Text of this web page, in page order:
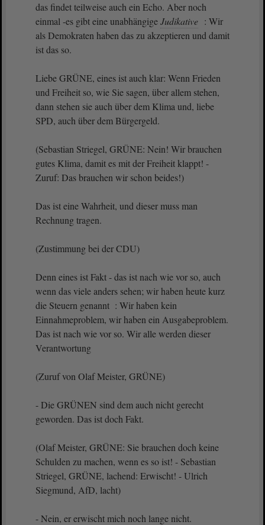
das findet teilweise auch ein Echo. Aber noch
einmal -es gibt eine unabhängigeJudikative : Wir
als Demokraten haben das zu akzeptieren und damit
ist das so.
Liebe GRÜNE, eines ist auch klar: Wenn Frieden
und Freiheit so, wie Sie sagen, über allem stehen,
dann stehen sie auch über dem Klima und, liebe
SPD, auch über dem Bürgergeld.
(Sebastian Striegel, GRÜNE: Nein! Wir brauchen
gutes Klima, damit es mit der Freiheit klappt! -
Zuruf: Das brauchen wir schon beides!)
Das ist eine Wahrheit, und dieser muss man
Rechnung tragen.
(Zustimmung bei der CDU)
Denn eines ist Fakt - das ist nach wie vor so, auch
wenn das viele anders sehen; wir haben heute kurz
die Steuern genannt : Wir haben kein
Einnahmeproblem, wir haben ein Ausgabeproblem.
Das ist nach wie vor so. Wir alle werden dieser
Verantwortung
(Zuruf von Olaf Meister, GRÜNE)
- Die GRÜNEN sind dem auch nicht gerecht
geworden. Das ist doch Fakt.
(Olaf Meister, GRÜNE: Sie brauchen doch keine
Schulden zu machen, wenn es so ist! - Sebastian
Striegel, GRÜNE, lachend: Erwischt! - Ulrich
Siegmund, AfD, lacht)
- Nein, er erwischt mich noch lange nicht.